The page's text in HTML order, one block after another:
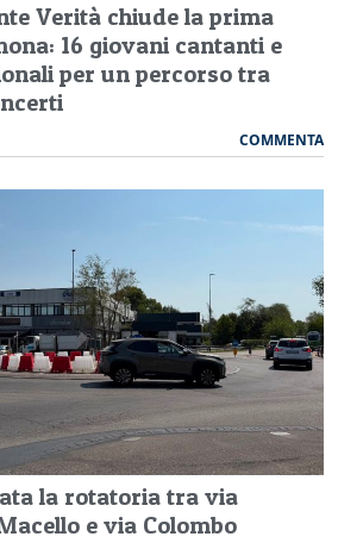
Verità chiude la prima
16 giovani cantanti e
per un percorso tra
COMMENTA
la rotatoria tra via
e via Colombo